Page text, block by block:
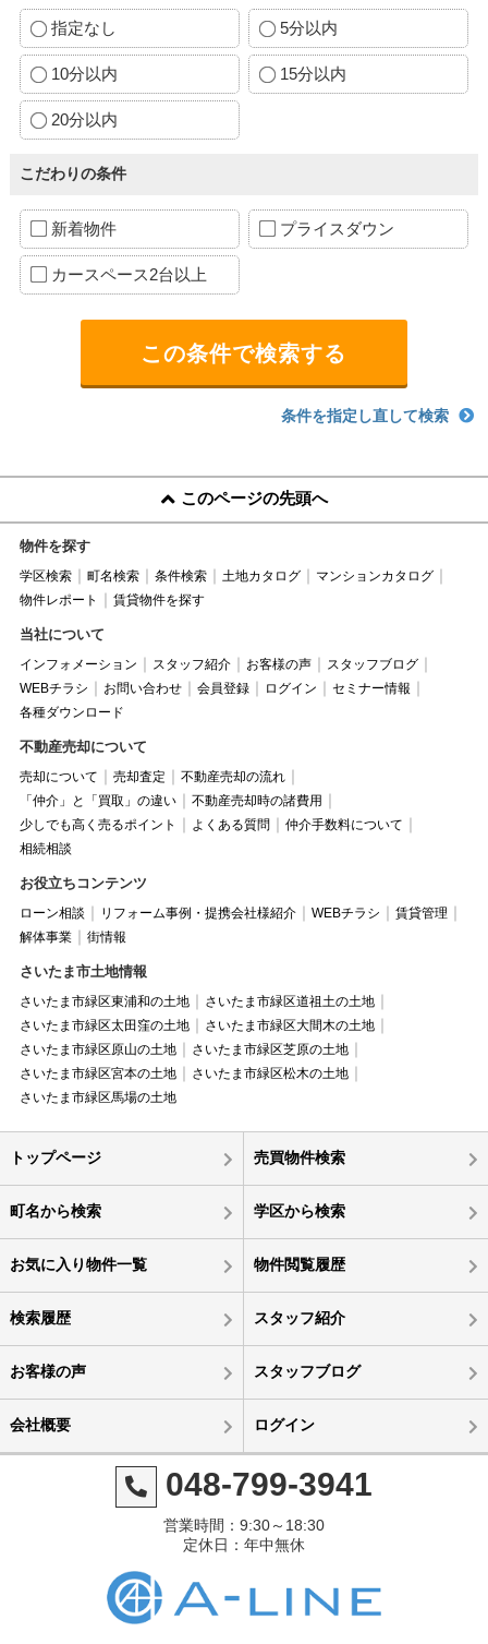
指定なし 5分以内
10分以内 15分以内
20分以内
こだわりの条件
新着物件 プライスダウン
カースペース2台以上
条件を指定し直して検索
このページの先頭へ
物件を探す
学区検索 町名検索 条件検索 土地カタログ
マンションカタログ
物件レポート
賃貸物件を探す
当社について
インフォメーション スタッフ紹介 お客様の声
スタッフブログ
WEBチラシ
お問い合わせ 会員登録 ログイン
セミナー情報
各種ダウンロード
不動産売却について
売却について 売却査定
不動産売却の流れ
「仲介」と「買取」の違い
不動産売却時の諸費用
少しでも高く売るポイント
よくある質問
仲介手数料について
相続相談
お役立ちコンテンツ
ローン相談 リフォーム事例・提携会社様紹介 WEBチラシ
賃貸管理
解体事業
街情報
さいたま市土地情報
さいたま市緑区東浦和の土地
さいたま市緑区道祖土の土地
さいたま市緑区太田窪の土地
さいたま市緑区大間木の土地
さいたま市緑区原山の土地
さいたま市緑区芝原の土地
さいたま市緑区宮本の土地
さいたま市緑区松木の土地
さいたま市緑区馬場の土地
トップページ 売買物件検索
町名から検索 学区から検索
お気に入り物件一覧 物件閲覧履歴
検索履歴 スタッフ紹介
お客様の声 スタッフブログ
会社概要 ログイン
048-799-3941
営業時間：9:30～18:30
定休日：年中無休